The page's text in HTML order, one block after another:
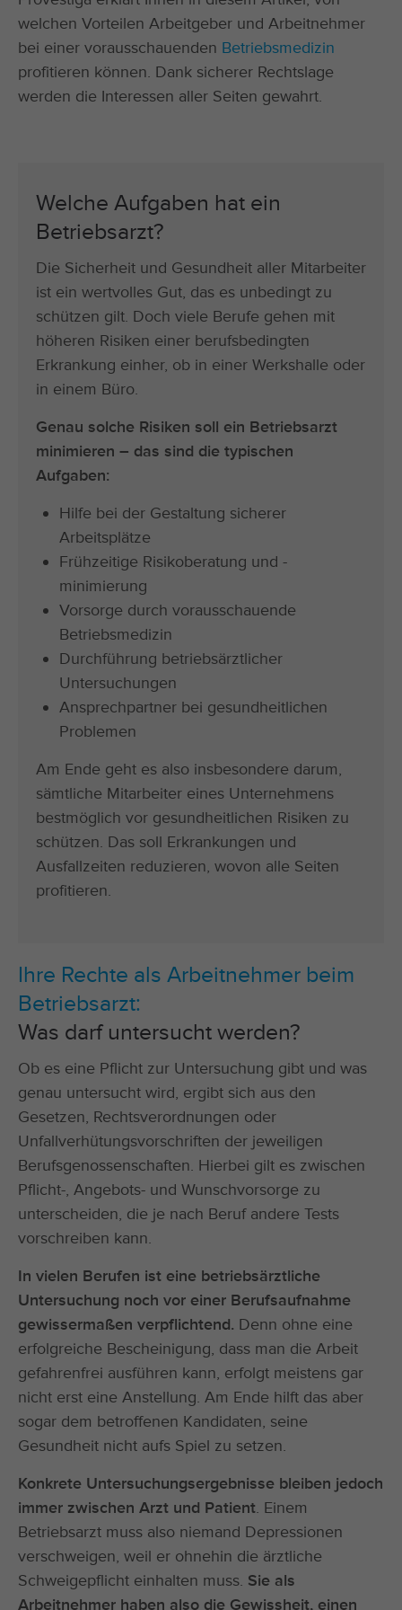
welchen Vorteilen Arbeitgeber und Arbeitnehmer
bei einer vorausschauenden Betriebsmedizin
profitieren können. Dank sicherer Rechtslage
werden die Interessen aller Seiten gewahrt.
Welche Aufgaben hat ein
Betriebsarzt?
Die Sicherheit und Gesundheit aller Mitarbeiter
ist ein wertvolles Gut, das es unbedingt zu
schützen gilt. Doch viele Berufe gehen mit
höheren Risiken einer berufsbedingten
Erkrankung einher, ob in einer Werkshalle oder
in einem Büro.
Genau solche Risiken soll ein Betriebsarzt
minimieren – das sind die typischen
Aufgaben:
Hilfe bei der Gestaltung sicherer
Arbeitsplätze
Frühzeitige Risikoberatung und -
minimierung
Vorsorge durch vorausschauende
Betriebsmedizin
Durchführung betriebsärztlicher
Untersuchungen
Ansprechpartner bei gesundheitlichen
Problemen
Am Ende geht es also insbesondere darum,
sämtliche Mitarbeiter eines Unternehmens
bestmöglich vor gesundheitlichen Risiken zu
schützen. Das soll Erkrankungen und
Ausfallzeiten reduzieren, wovon alle Seiten
profitieren.
Ihre Rechte als Arbeitnehmer beim
Betriebsarzt:
Was darf untersucht werden?
Ob es eine Pflicht zur Untersuchung gibt und was
genau untersucht wird, ergibt sich aus den
Gesetzen, Rechtsverordnungen oder
Unfallverhütungsvorschriften der jeweiligen
Berufsgenossenschaften. Hierbei gilt es zwischen
Pflicht-, Angebots- und Wunschvorsorge zu
unterscheiden, die je nach Beruf andere Tests
vorschreiben kann.
In vielen Berufen ist eine betriebsärztliche
Untersuchung noch vor einer Berufsaufnahme
gewissermaßen verpflichtend. Denn ohne eine
erfolgreiche Bescheinigung, dass man die Arbeit
gefahrenfrei ausführen kann, erfolgt meistens gar
nicht erst eine Anstellung. Am Ende hilft das aber
sogar dem betroffenen Kandidaten, seine
Gesundheit nicht aufs Spiel zu setzen.
Konkrete Untersuchungsergebnisse bleiben jedoch
immer zwischen Arzt und Patient. Einem
Betriebsarzt muss also niemand Depressionen
verschweigen, weil er ohnehin die ärztliche
Schweigepflicht einhalten muss. Sie als
Arbeitnehmer haben also die Gewissheit, einen